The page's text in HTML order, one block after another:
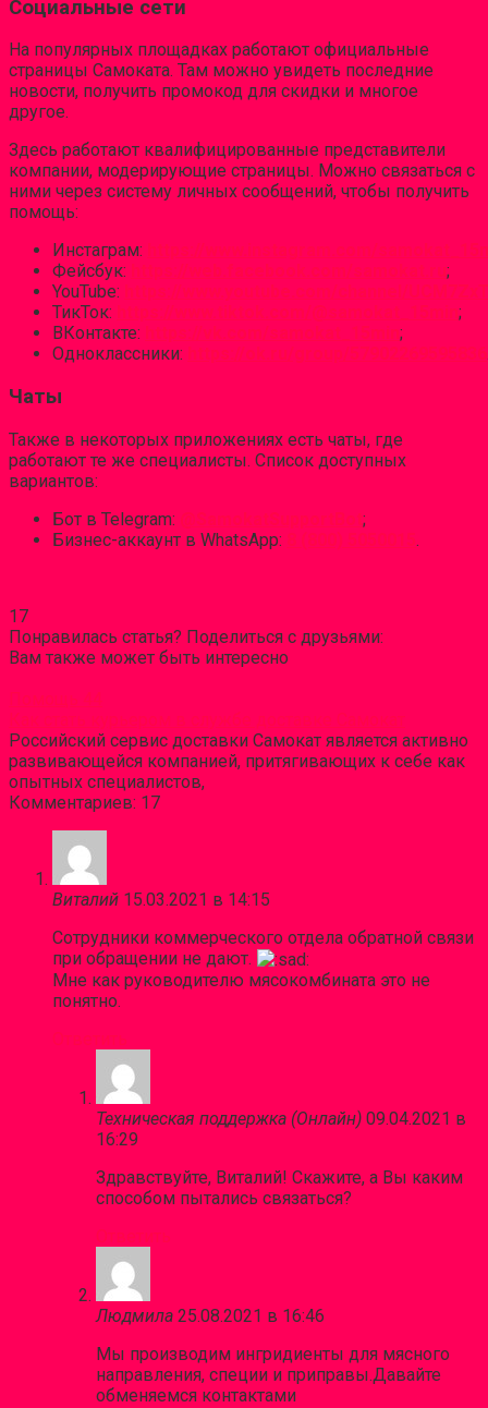
Социальные сети
На популярных площадках работают официальные
страницы Самоката. Там можно увидеть последние
новости, получить промокод для скидки и многое
другое.
Здесь работают квалифицированные представители
компании, модерирующие страницы. Можно связаться с
ними через систему личных сообщений, чтобы получить
помощь:
Инстаграм:
Фейсбук:
;
YouTube:
ТикТок:
;
ВКонтакте:
;
Одноклассники:
Чаты
Также в некоторых приложениях есть чаты, где
работают те же специалисты. Список доступных
вариантов:
Бот в Telegram:
;
Бизнес-аккаунт в WhatsApp:
.
17
Понравилась статья? Поделиться с друзьями:
Вам также может быть интересно
Российский сервис доставки Самокат является активно
развивающейся компанией, притягивающих к себе как
опытных специалистов,
Комментариев: 17
Виталий 15.03.2021 в 14:15
Сотрудники коммерческого отдела обратной связи
при обращении не дают.
Мне как руководителю мясокомбината это не
понятно.
Техническая поддержка (Онлайн) 09.04.2021 в
16:29
Здравствуйте, Виталий! Скажите, а Вы каким
способом пытались связаться?
Людмила 25.08.2021 в 16:46
Мы производим ингридиенты для мясного
направления, специи и приправы.Давайте
обменяемся контактами